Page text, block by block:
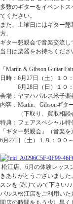
多数のギターをイベント
てください。
また、土曜日にはギター
方、
ギター懇親会で音楽交流し
当日は楽器をお持ちくださ
「Martin & Gibson Guitar
日時：6月27日（土）１０
6月28日（日）１０：
会場：ヤマハパルス米子
内容：Martin、Gibsonギタ
（下取り、買取相談会
特典：フェアスペシャル特
「ギター懇親会」（音楽
6月27日（土）１８：００
松江店、6月の体験レッス
きありがとうございまし
スンを 受けてみて下さい
パルス松江店をご利用い
開店の時間をもう少し早く